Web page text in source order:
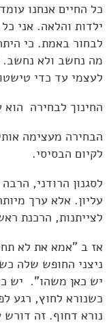
כל החיים אנחנו
ילדות והלאה. אני
לבחור באמת. כי
מה נחשב ולא נחשב.
לעצמי עד כדי
החינוך לבחירה
הבחירה מעצימה
לקיום הבסיסי.
לסגנון הרודני,
עליון. אלא ערך
לצייתנות, הרכנת
אז ב "אמא את לא
ניצני החופש שלה
יש כאן משהו". יש
כשנורא לחוץ, רגע
נורא דחוף. זה